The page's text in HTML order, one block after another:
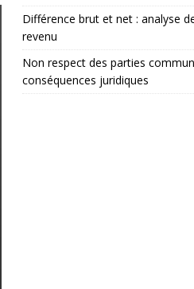
Différence brut et net : analyse
revenu
Non respect des parties
conséquences juridiques